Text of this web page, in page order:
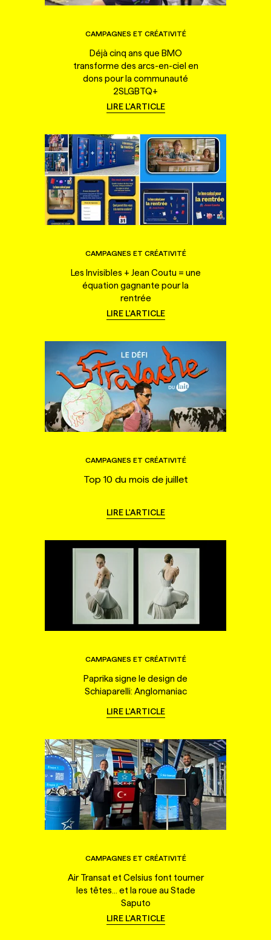
CAMPAGNES ET CRÉATIVITÉ
Déjà cinq ans que BMO
transforme des arcs-en-ciel en
dons pour la communauté
2SLGBTQ+
LIRE L'ARTICLE
CAMPAGNES ET CRÉATIVITÉ
Les Invisibles + Jean Coutu = une
équation gagnante pour la
rentrée
LIRE L'ARTICLE
CAMPAGNES ET CRÉATIVITÉ
Top 10 du mois de juillet
LIRE L'ARTICLE
CAMPAGNES ET CRÉATIVITÉ
Paprika signe le design de
Schiaparelli: Anglomaniac
LIRE L'ARTICLE
CAMPAGNES ET CRÉATIVITÉ
Air Transat et Celsius font tourner
les têtes... et la roue au Stade
Saputo
LIRE L'ARTICLE